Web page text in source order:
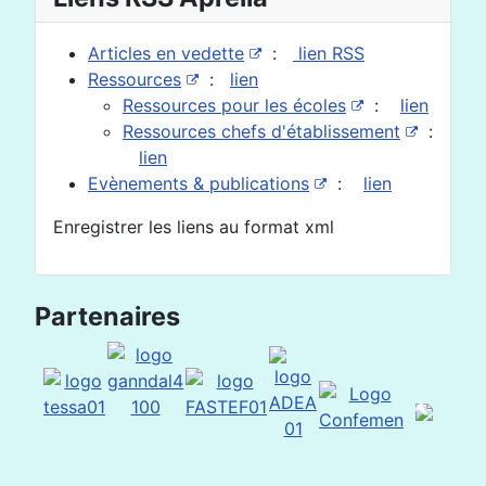
Articles en vedette :
lien RSS
Ressources
: lien
Ressources pour les écoles
: lien
Ressources chefs d'établissement
:
lien
Evènements & publications
: lien
Enregistrer les liens au format xml
Partenaires